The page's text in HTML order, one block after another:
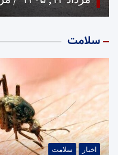
سلامت
اخبار سلامت